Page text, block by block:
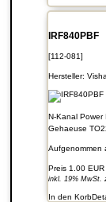
IRF840PBF
[112-081]
Hersteller:
N-Kanal Power
Gehaeuse
Aufgenommen
Preis 1.00 EUR
inkl. 19% MwSt.
In den Korb